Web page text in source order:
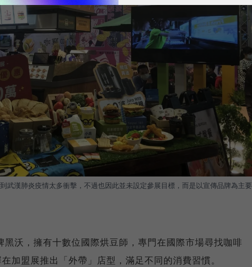
武漢肺炎疫情太多衝擊，不過也因此並未設定參展目標，而是以宣傳品牌為主要
沃，擁有十數位國際烘豆師，專門在國際市場尋找咖啡
加盟展推出「外帶」店型，滿足不同的消費習慣。